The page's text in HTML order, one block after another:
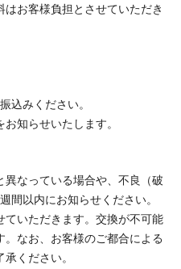
お客様負担とさせていただき
込みください。
知らせいたします。
なっている場合や、不良（破
間以内にお知らせください。
いただきます。交換が不可能
なお、お客様のご都合による
ください。